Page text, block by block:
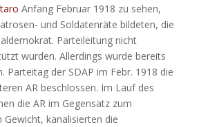
Anfang Februar 1918 zu sehen,
und Soldatenräte bildeten, die
Parteileitung nicht
wurden. Allerdings wurde bereits
Parteitag der SDAP im Febr. 1918 die
AR beschlossen. Im Lauf des
die AR im Gegensatz zum
Gewicht, kanalisierten die